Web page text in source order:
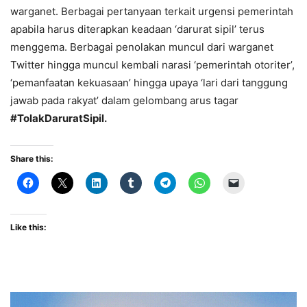
warganet. Berbagai pertanyaan terkait urgensi pemerintah
apabila harus diterapkan keadaan ‘darurat sipil’ terus
menggema. Berbagai penolakan muncul dari warganet
Twitter hingga muncul kembali narasi ‘pemerintah otoriter’,
‘pemanfaatan kekuasaan’ hingga upaya ‘lari dari tanggung
jawab pada rakyat’ dalam gelombang arus tagar
#TolakDaruratSipil.
Share this:
Like this: